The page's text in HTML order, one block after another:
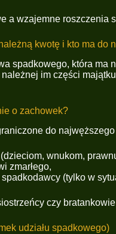
a wzajemne roszczenia
kwotę i kto ma do
spadkowego, która ma
im części
o zachowek?
do
wnukom,
zmarłego,
(tylko w
czy bratankowie
udziału spadkowego)